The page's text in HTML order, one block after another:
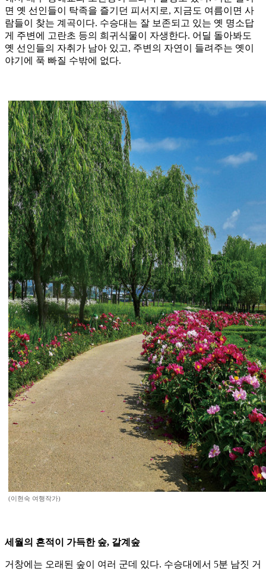
면 옛 선인들이 탁족을 즐기던 피서지로, 지금도 여름이면 사
람들이 찾는 계곡이다. 수승대는 잘 보존되고 있는 옛 명소답
게 주변에 고란초 등의 희귀식물이 자생한다. 어딜 돌아봐도
옛 선인들의 자취가 남아 있고, 주변의 자연이 들려주는 옛이
야기에 푹 빠질 수밖에 없다.
(이현숙 여행작가)
세월의 흔적이 가득한 숲, 갈계숲
거창에는 오래된 숲이 여러 군데 있다. 수승대에서 5분 남짓 거